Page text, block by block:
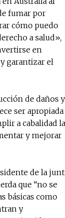
fumar por
cómo puedo
a salud»,
en
garantizar el
de daños y
ser apropiada
a cabalidad la
y mejorar
de la
que “no se
básicas como
y